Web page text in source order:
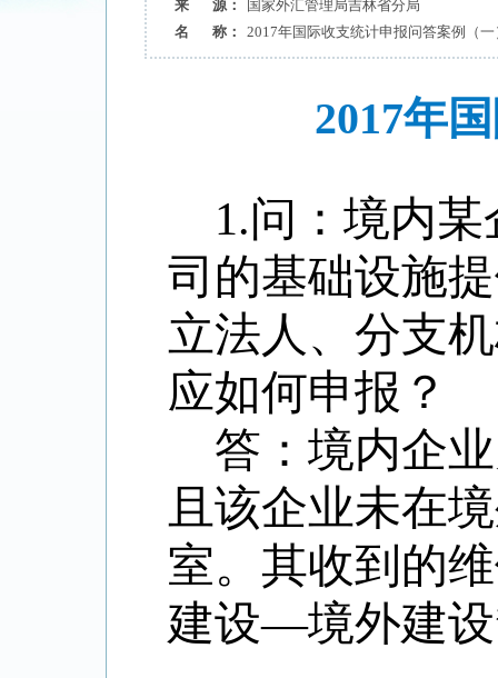
来 源：
国家外汇管理局吉林省分局
名 称：
2017年国际收支统计申报问答案例（一
2017年
1.问：境内
司的基础设施
立法人、分支
应如何申报？
答：境内企
且该企业未在
室。其收到的
建设—境外建